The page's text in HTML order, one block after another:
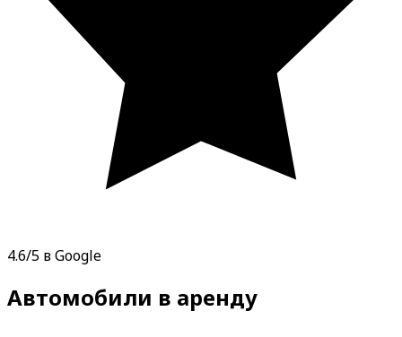
4.6/5 в Google
Автомобили в аренду